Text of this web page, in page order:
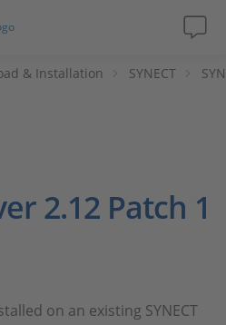
& Installation SYNECT
2.12 Patch 1
on an existing SYNECT